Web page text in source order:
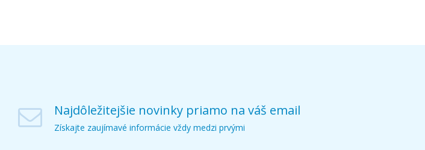
Najdôležitejšie novinky priamo na váš email
Získajte zaujímavé informácie vždy medzi prvými